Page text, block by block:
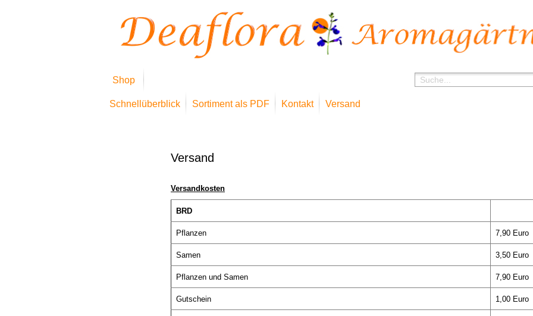
Shop
Schnellüberblick Sortiment als PDF Kontakt Versand
Versand
Versandkosten
BRD
Pflanzen 7,90 Euro
Samen 3,50 Euro
Pflanzen und Samen 7,90 Euro
Gutschein 1,00 Euro